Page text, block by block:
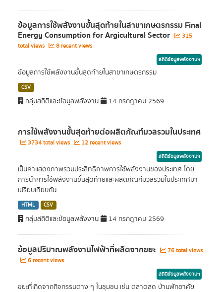
ข้อมูลการใช้พลังงานขั้นสุดท้ายในสาขาเกษตรกรรม Final
Energy Consumption for Argicultural Sector
315
total views
8 recent views
สถิติข้อมูลพลังงานฯ
ข้อมูลการใช้พลังงานขั้นสุดท้ายในสาขาเกษตรกรรม
CSV
กลุ่มสถิติและข้อมูลพลังงาน 14 กรกฎาคม 2569
การใช้พลังงานขั้นสุดท้ายต่อผลิตภัณฑ์มวลรวมในประเทศ
3734 total views 12 recent views
สถิติข้อมูลพลังงานฯ
เป็นค่าแสดงภาพรวมประสิทธิภาพการใช้พลังงานของประเทศ โดย
การนำการใช้พลังงานขั้นสุดท้ายและผลิตภัณฑ์มวลรวมในประเทศมา
เปรียบเทียบกัน
HTML CSV
กลุ่มสถิติและข้อมูลพลังงาน 14 กรกฎาคม 2569
ข้อมูลปริมาณพลังงานไฟฟ้าที่ผลิตจากขยะ
76 total views
6 recent views
สถิติข้อมูลพลังงานฯ
ขยะที่เกิดจากกิจกรรมต่าง ๆ ในชุมชน เช่น ตลาดสด บ้านพักอาศัย